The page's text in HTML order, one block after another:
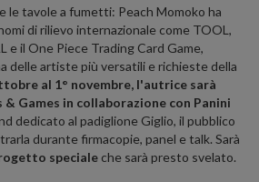
le tavole a fumetti: Peach Momoko ha
di rilievo internazionale come TOOL,
e il One Piece Trading Card Game,
delle artiste più versatili e richieste della
al 1° novembre, l'autrice sarà
& Games in collaborazione con Panini
dedicato al padiglione Giglio, il pubblico
durante firmacopie, panel e talk. Sarà
speciale che sarà presto svelato.